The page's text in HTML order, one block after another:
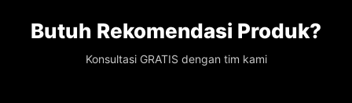
Butuh Rekomendasi Produk?
Konsultasi GRATIS dengan tim kami